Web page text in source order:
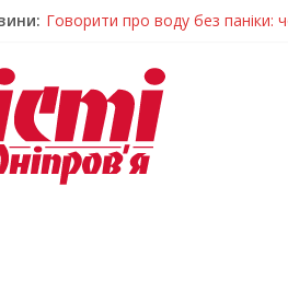
Лікар – на екрані: Як працюють
Пошуки тривають: на
Ветерани Дніпропетровщини
Говорити про воду без паніки: